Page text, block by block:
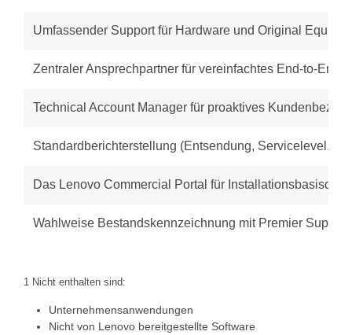
Umfassender Support für Hardware und Original
Zentraler Ansprechpartner für vereinfachtes End-to-End-
Technical Account Manager für proaktives
Standardberichterstellung (Entsendung, Servicelevel,
Das Lenovo Commercial Portal für
Wahlweise Bestandskennzeichnung mit Premier
1 Nicht enthalten sind:
Unternehmensanwendungen
Nicht von Lenovo bereitgestellte Software